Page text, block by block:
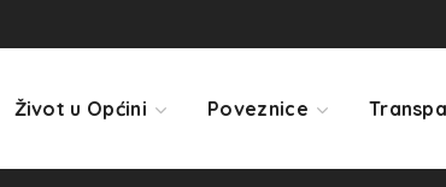
Život u Općini Poveznice